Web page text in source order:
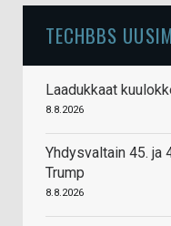
TECHBBS
Laadukkaat
8.8.2026
Yhdysvaltain 45. ja
Trump
8.8.2026